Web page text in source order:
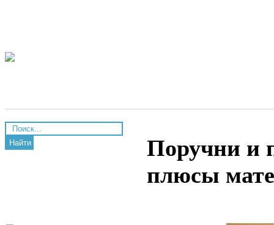
Найти
Поручни и
плюсы